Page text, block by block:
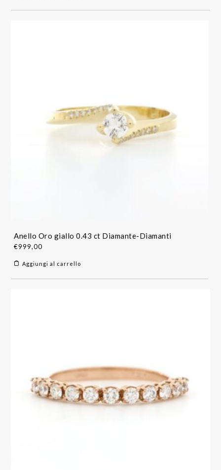
Anello Oro giallo 0.43 ct Diamante-Diamanti
€999,00
Aggiungi al carrello